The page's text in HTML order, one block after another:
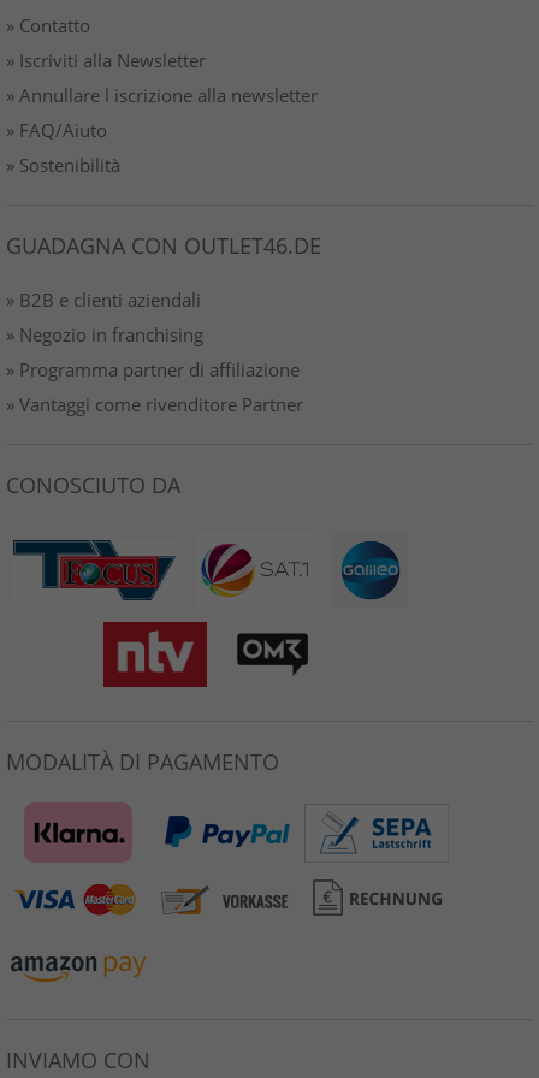
» Contatto
» Iscriviti alla Newsletter
» Annullare l iscrizione alla newsletter
» FAQ/Aiuto
» Sostenibilità
GUADAGNA CON OUTLET46.DE
» B2B e clienti aziendali
» Negozio in franchising
» Programma partner di affiliazione
» Vantaggi come rivenditore Partner
CONOSCIUTO DA
MODALITÀ DI PAGAMENTO
INVIAMO CON